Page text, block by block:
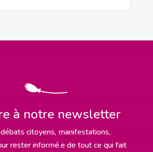
à notre newsletter
citoyens, manifestations,
rester informé.e de tout ce qui fait